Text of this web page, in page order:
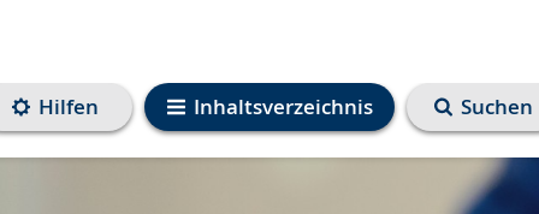
Inhaltsverzeichnis
Hilfen Suchen